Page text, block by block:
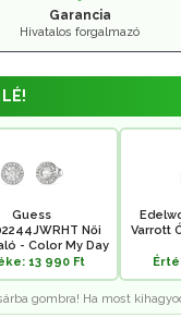
Garancia
Hivatalos forgalmazó
Guess
Női
- Color My Day
13 990 Ft
Varrott
gombra! Ha most